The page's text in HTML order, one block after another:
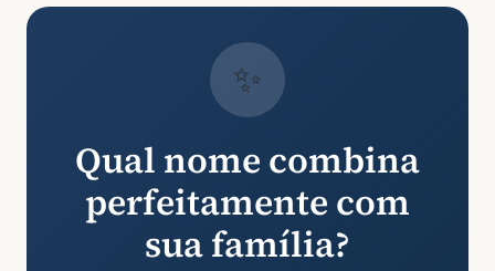
✨
Qual nome combina
perfeitamente com
sua família?